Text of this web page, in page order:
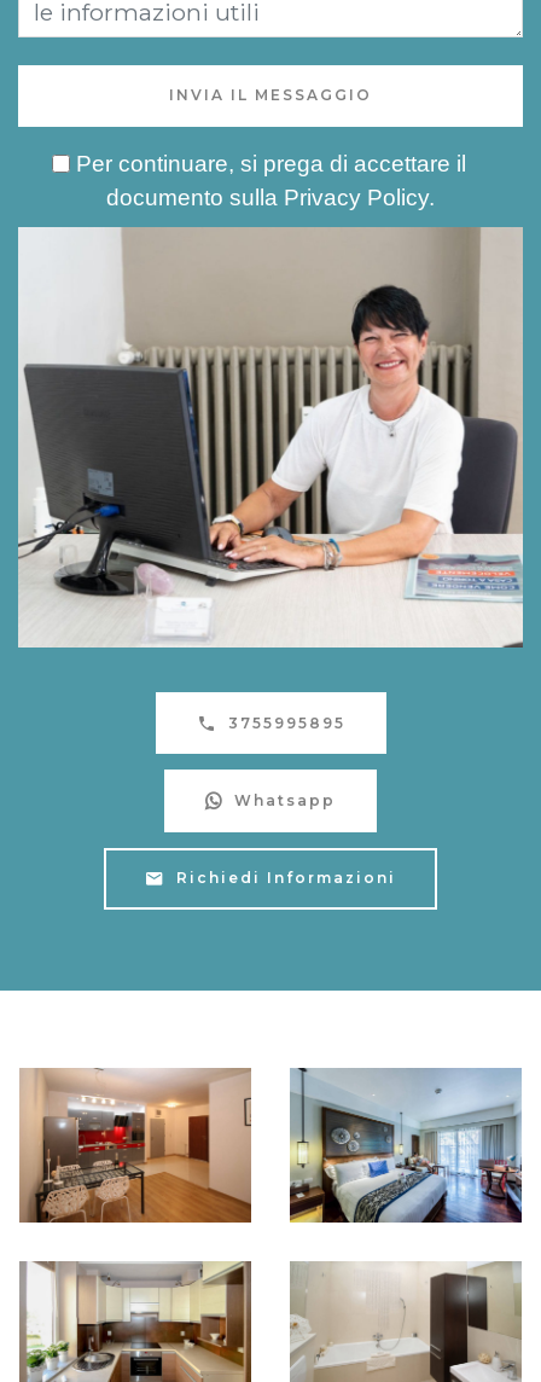
INVIA IL MESSAGGIO
Per continuare, si prega di accettare il
documento sulla Privacy Policy.
3755995895
Whatsapp
Richiedi Informazioni